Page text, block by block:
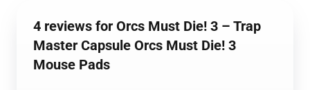
4 reviews for Orcs Must Die! 3 – Trap
Master Capsule Orcs Must Die! 3
Mouse Pads